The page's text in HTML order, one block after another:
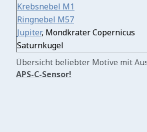
Übersicht beliebter Motive mit
APS-C-Sensor!
Krebsnebel M1
Ringnebel M57
Jupiter, Mondkrater Copernicus
Saturnkugel